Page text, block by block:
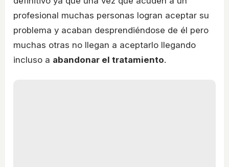
profesional muchas personas logran aceptar su
problema y acaban desprendiéndose de él pero
muchas otras no llegan a aceptarlo llegando
incluso a abandonar el tratamiento.